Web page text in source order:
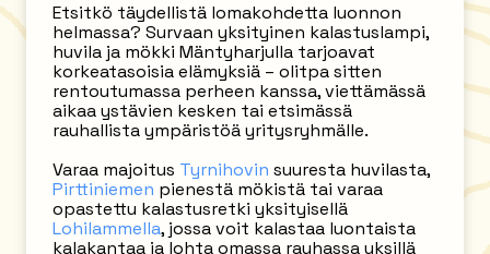
Etsitkö täydellistä lomakohdetta luonnon
helmassa? Survaan yksityinen kalastuslampi,
huvila ja mökki Mäntyharjulla tarjoavat
korkeatasoisia elämyksiä – olitpa sitten
rentoutumassa perheen kanssa, viettämässä
aikaa ystävien kesken tai etsimässä
rauhallista ympäristöä yritysryhmälle.
Varaa majoitus Tyrnihovin suuresta huvilasta,
Pirttiniemen pienestä mökistä tai varaa
opastettu kalastusretki yksityisellä
Lohilammella, jossa voit kalastaa luontaista
kalakantaa ja lohta omassa rauhassa yksillä